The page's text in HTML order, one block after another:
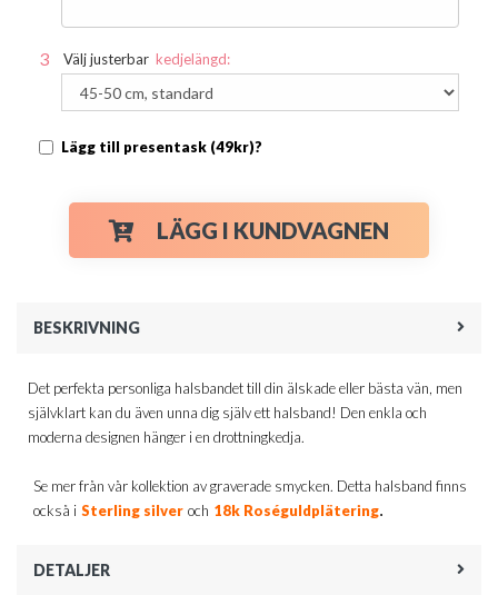
Välj justerbar kedjelängd:
Lägg till presentask (49kr)?
LÄGG I KUNDVAGNEN
BESKRIVNING
Det perfekta personliga halsbandet till din älskade eller bästa vän, men
självklart kan du även unna dig själv ett halsband! Den enkla och
moderna designen hänger i en drottningkedja.
Se mer från vår kollektion av graverade smycken. Detta halsband finns
också i Sterling silver och 18k Roséguldplätering.
DETALJER